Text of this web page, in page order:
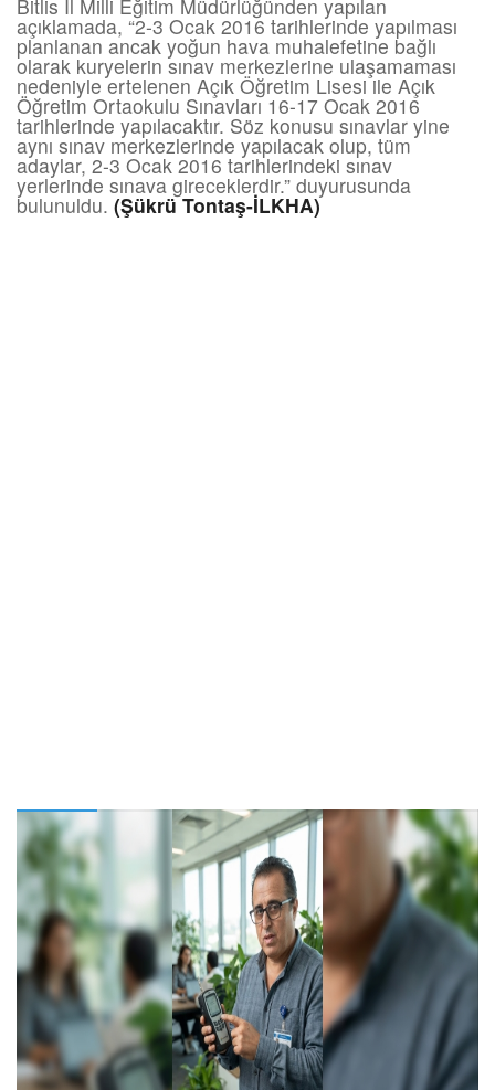
Bitlis İl Milli Eğitim Müdürlüğünden yapılan
açıklamada, “2-3 Ocak 2016 tarihlerinde yapılması
planlanan ancak yoğun hava muhalefetine bağlı
olarak kuryelerin sınav merkezlerine ulaşamaması
nedeniyle ertelenen Açık Öğretim Lisesi ile Açık
Öğretim Ortaokulu Sınavları 16-17 Ocak 2016
tarihlerinde yapılacaktır. Söz konusu sınavlar yine
aynı sınav merkezlerinde yapılacak olup, tüm
adaylar, 2-3 Ocak 2016 tarihlerindeki sınav
yerlerinde sınava gireceklerdir.” duyurusunda
bulunuldu. (Şükrü Tontaş-İLKHA)